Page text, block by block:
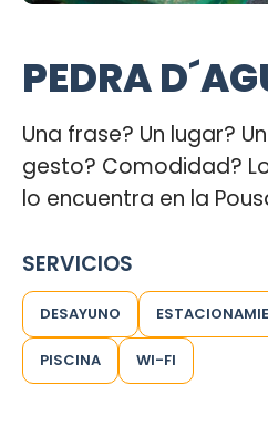
PEDRA
Una frase? Un lugar?
gesto? Comodidad?
lo encuentra en la
SERVICIOS
DESAYUNO
PISCINA WI-FI